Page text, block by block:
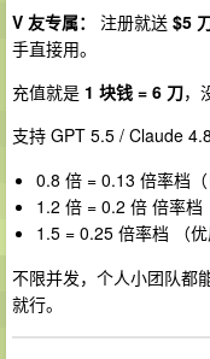
V 友专属： 注册就送 $5
手直接用。
充值就是 1 块钱 = 6 刀，
支持 GPT 5.5 / Claude
0.8 倍 = 0.13 倍率档（
1.2 倍 = 0.2 倍 倍率档
1.5 = 0.25 倍率档 （优
不限并发，个人小团队都
就行。